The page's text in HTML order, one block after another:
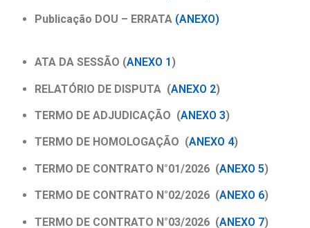
Publicação DOU – ERRATA (ANEXO)
ATA DA SESSÃO (ANEXO 1 )
RELATÓRIO DE DISPUTA (ANEXO 2)
TERMO DE ADJUDICAÇÃO (ANEXO 3)
TERMO DE HOMOLOGAÇÃO (ANEXO 4)
TERMO DE CONTRATO N°01/2026 (ANEXO 5)
TERMO DE CONTRATO N°02/2026 (ANEXO 6)
TERMO DE CONTRATO N°03/2026 (ANEXO 7)